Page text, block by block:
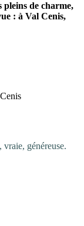
pleins de charme,
: à Val Cenis,
généreuse.